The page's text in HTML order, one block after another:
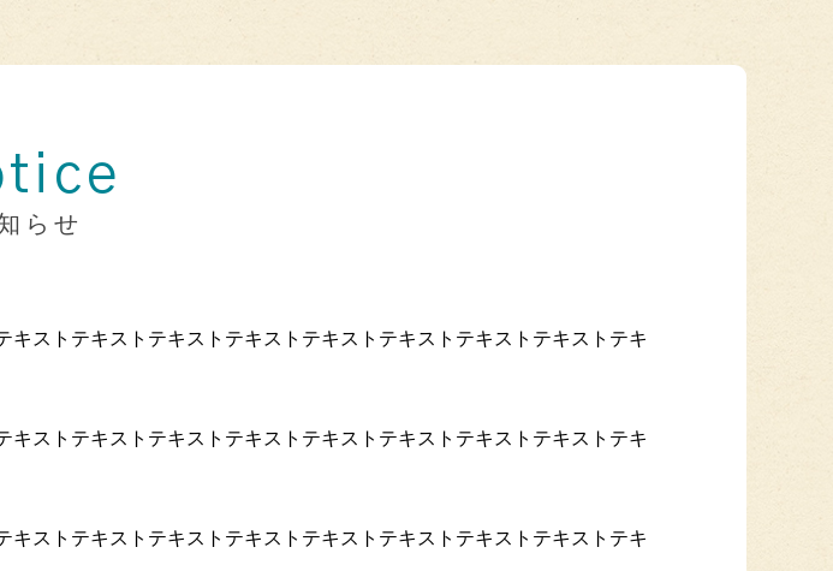
らせ
ストテキストテキストテキストテキストテキストテキストテキストテキ
ストテキストテキストテキストテキストテキストテキストテキストテキ
ストテキストテキストテキストテキストテキストテキストテキストテキ